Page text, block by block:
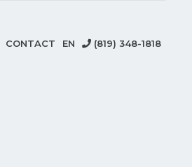
CONTACT EN (819) 348-1818